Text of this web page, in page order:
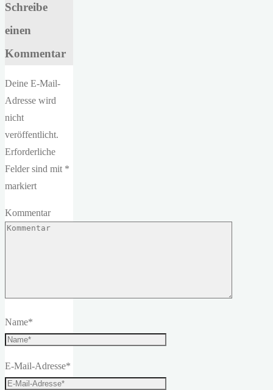
Schreibe
einen
Kommentar
Deine E-Mail-
Adresse wird
nicht
veröffentlicht.
Erforderliche
Felder sind mit *
markiert
Kommentar
Name*
E-Mail-Adresse*